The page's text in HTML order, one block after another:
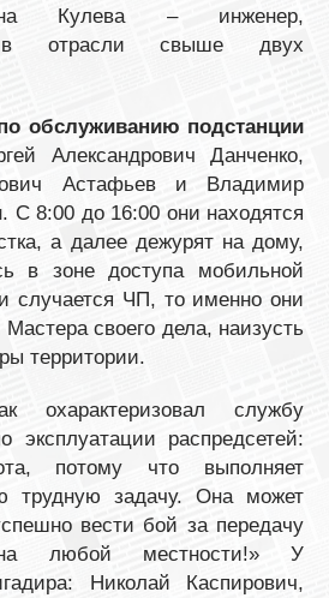
Кулева – инженер,
в отрасли свыше двух
обслуживанию подстанции
Александрович Данченко,
Астафьев и Владимир
С 8:00 до 16:00 они находятся
а далее дежурят на дому,
в зоне доступа мобильной
случается ЧП, то именно они
своего дела, наизусть
территории.
охарактеризовал службу
эксплуатации распредсетей:
потому что выполняет
трудную задачу. Она может
вести бой за передачу
на любой местности!» У
Николай Каспирович,